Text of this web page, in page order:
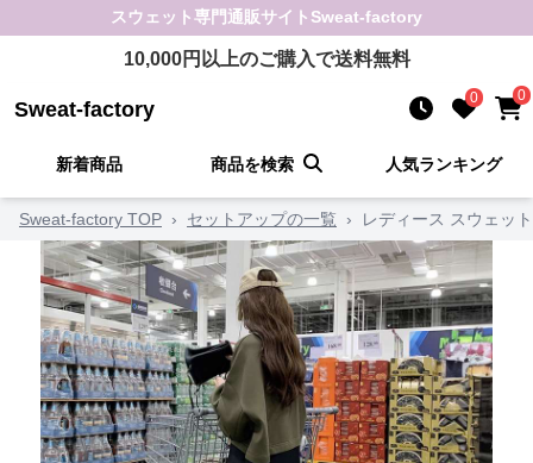
スウェット専門通販サイト Sweat-factory
10,000円以上のご購入で送料無料
Sweat-factory 0 0
新着商品 商品を検索 人気ランキング
Sweat-factory TOP › セットアップの一覧 › レディース スウェッ